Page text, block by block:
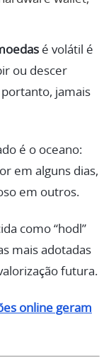
é volátil é
ou descer
jamais
é o oceano:
em alguns dias,
em outros.
como “hodl”
mais adotadas
futura.
online geram